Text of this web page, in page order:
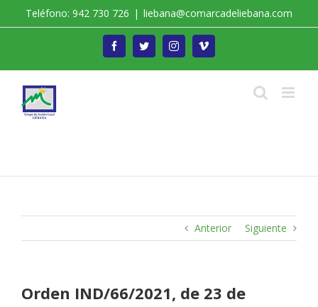
Teléfono: 942 730 726 | liebana@comarcadeliebana.com
FacebookTwitterInstagramVimeo
Anterior Siguiente
Orden IND/66/2021, de 23 de